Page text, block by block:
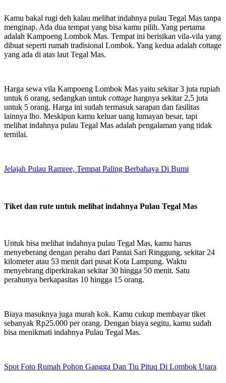
Kamu bakal rugi deh kalau melihat indahnya pulau Tegal Mas tanpa
menginap. Ada dua tempat yang bisa kamu pilih. Yang pertama
adalah Kampoeng Lombok Mas. Tempat ini berisikan vila-vila yang
dibuat seperti rumah tradisional Lombok. Yang kedua adalah cottage
yang ada di atas laut Tegal Mas.
Harga sewa vila Kampoeng Lombok Mas yaitu sekitar 3 juta rupiah
untuk 6 orang, sedangkan untuk cottage hargnya sekitar 2,5 juta
untuk 5 orang. Harga ini sudah termasuk sarapan dan fasilitas
lainnya lho. Meskipun kamu keluar uang lumayan besar, tapi
melihat indahnya pulau Tegal Mas adalah pengalaman yang tidak
ternilai.
Jelajah Pulau Ramree, Tempat Paling Berbahaya Di Bumi
Tiket dan rute untuk melihat indahnya Pulau Tegal Mas
Untuk bisa melihat indahnya pulau Tegal Mas, kamu harus
menyeberang dengan perahu dari Pantai Sari Ringgung, sekitar 24
kilometer atau 53 menit dari pusat Kota Lampung. Waktu
menyebrang diperkirakan sekitar 30 hingga 50 menit. Satu
perahunya berkapasitas 10 hingga 15 orang.
Biaya masuknya juga murah kok. Kamu cukup membayar tiket
sebanyak Rp25.000 per orang. Dengan biaya segitu, kamu sudah
bisa menikmati indahnya Pulau Tegal Mas.
Spot Foto Rumah Pohon Gangga Dan Tiu Pituq Di Lombok Utara